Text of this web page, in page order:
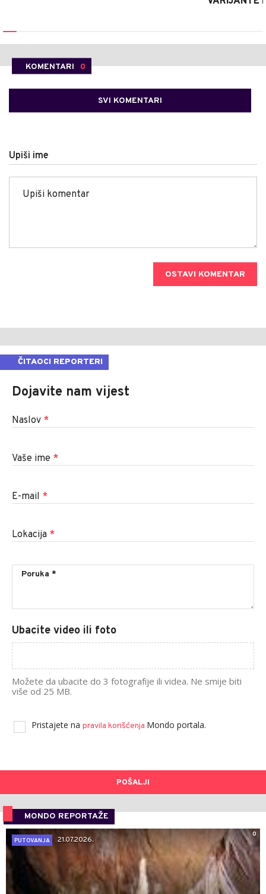
KOMENTARI 0
SVI KOMENTARI
Upiši ime
OSTAVI KOMENTAR
ČITAOCI REPORTERI
Dojavite nam vijest
Naslov *
Vaše ime *
E-mail *
Lokacija *
Ubacite video ili foto
Možete da ubacite do 3 fotografije ili videa. Ne smije biti
više od 25 MB.
Pristajete na pravila korišćenja Mondo portala.
POŠALJI
MONDO REPORTAŽE
0
PUTOVANJA
21.07.2026.